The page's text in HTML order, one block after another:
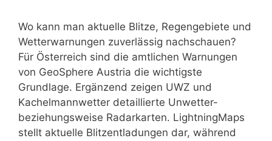
Wo kann man aktuelle Blitze, Regengebiete und
Wetterwarnungen zuverlässig nachschauen?
Für Österreich sind die amtlichen Warnungen
von GeoSphere Austria die wichtigste
Grundlage. Ergänzend zeigen UWZ und
Kachelmannwetter detaillierte Unwetter-
beziehungsweise Radarkarten. LightningMaps
stellt aktuelle Blitzentladungen dar, während